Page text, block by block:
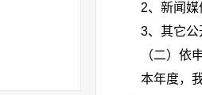
2、新闻媒
3、其它公
（二）依
本年度，